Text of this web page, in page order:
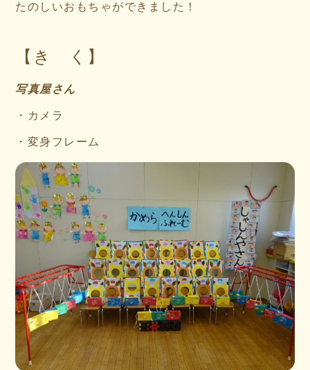
たのしいおもちゃができました！
【き く】
写真屋さん
・カメラ
・変身フレーム